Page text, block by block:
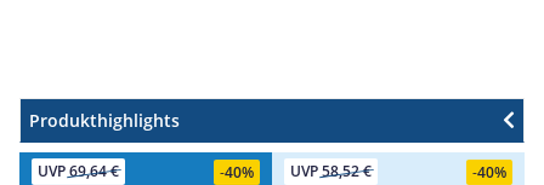
Produkthighlights
UVP69,64 € -40% UVP58,52 € -40%